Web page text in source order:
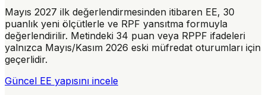
Mayıs 2027 ilk değerlendirmesinden itibaren EE, 30
puanlık yeni ölçütlerle ve RPF yansıtma formuyla
değerlendirilir. Metindeki 34 puan veya RPPF ifadeleri
yalnızca Mayıs/Kasım 2026 eski müfredat oturumları için
geçerlidir.
Güncel EE yapısını incele